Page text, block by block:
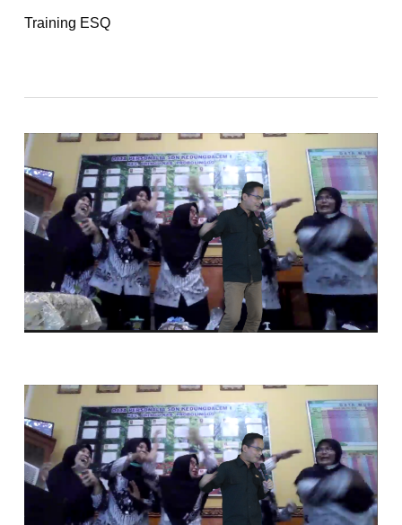
Training ESQ